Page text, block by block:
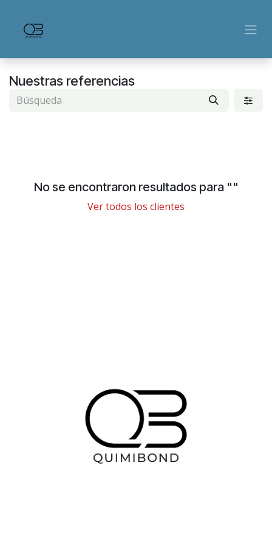
Nuestras referencias
No se encontraron resultados para ""
Ver todos los clientes